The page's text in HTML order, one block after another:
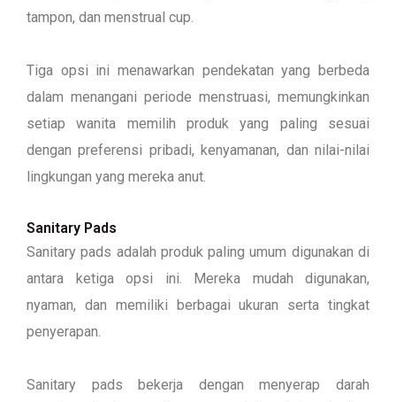
tampon, dan menstrual cup.
Tiga opsi ini menawarkan pendekatan yang berbeda
dalam menangani periode menstruasi, memungkinkan
setiap wanita memilih produk yang paling sesuai
dengan preferensi pribadi, kenyamanan, dan nilai-nilai
lingkungan yang mereka anut.
Sanitary Pads
Sanitary pads adalah produk paling umum digunakan di
antara ketiga opsi ini. Mereka mudah digunakan,
nyaman, dan memiliki berbagai ukuran serta tingkat
penyerapan.
Sanitary pads bekerja dengan menyerap darah